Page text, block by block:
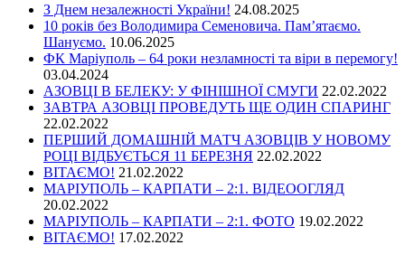
З Днем незалежності України! 24.08.2025
10 років без Володимира Семеновича. Пам’ятаємо.
Шануємо. 10.06.2025
ФК Маріуполь – 64 роки незламності та віри в перемогу!
03.04.2024
АЗОВЦІ В БЕЛЕКУ: У ФІНІШНОЇ СМУГИ 22.02.2022
ЗАВТРА АЗОВЦІ ПРОВЕДУТЬ ЩЕ ОДИН СПАРИНГ
22.02.2022
ПЕРШИЙ ДОМАШНІЙ МАТЧ АЗОВЦІВ У НОВОМУ
РОЦІ ВІДБУЄТЬСЯ 11 БЕРЕЗНЯ 22.02.2022
ВІТАЄМО! 21.02.2022
МАРІУПОЛЬ – КАРПАТИ – 2:1. ВІДЕООГЛЯД
20.02.2022
МАРІУПОЛЬ – КАРПАТИ – 2:1. ФОТО 19.02.2022
ВІТАЄМО! 17.02.2022